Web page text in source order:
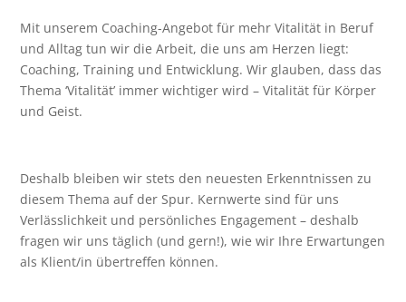
Mit unserem Coaching-Angebot für mehr Vitalität in Beruf
und Alltag tun wir die Arbeit, die uns am Herzen liegt:
Coaching, Training und Entwicklung. Wir glauben, dass das
Thema ‘Vitalität’ immer wichtiger wird – Vitalität für Körper
und Geist.
Deshalb bleiben wir stets den neuesten Erkenntnissen zu
diesem Thema auf der Spur. Kernwerte sind für uns
Verlässlichkeit und persönliches Engagement – deshalb
fragen wir uns täglich (und gern!), wie wir Ihre Erwartungen
als Klient/in übertreffen können.